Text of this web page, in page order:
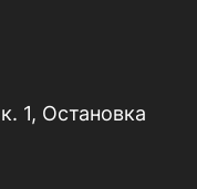
1, Остановка